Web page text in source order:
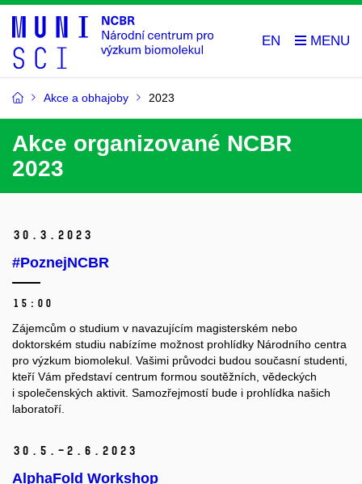
EN
Akce a obhajoby 2023
Akce organizované NCBR
2023
30. 3. 2023
#PoznejNCBR
15:00
Zájemcům o studium v navazujícím magisterském nebo
doktorském studiu nabízíme možnost prohlídky Národního centra
pro výzkum biomolekul. Vašimi průvodci budou současní studenti,
kteří Vám představí centrum formou soutěžních, vědeckých
i společenských aktivit. Samozřejmostí bude i prohlídka našich
laboratoří.
30. 5.–2. 6. 2023
AlphaFold Workshop